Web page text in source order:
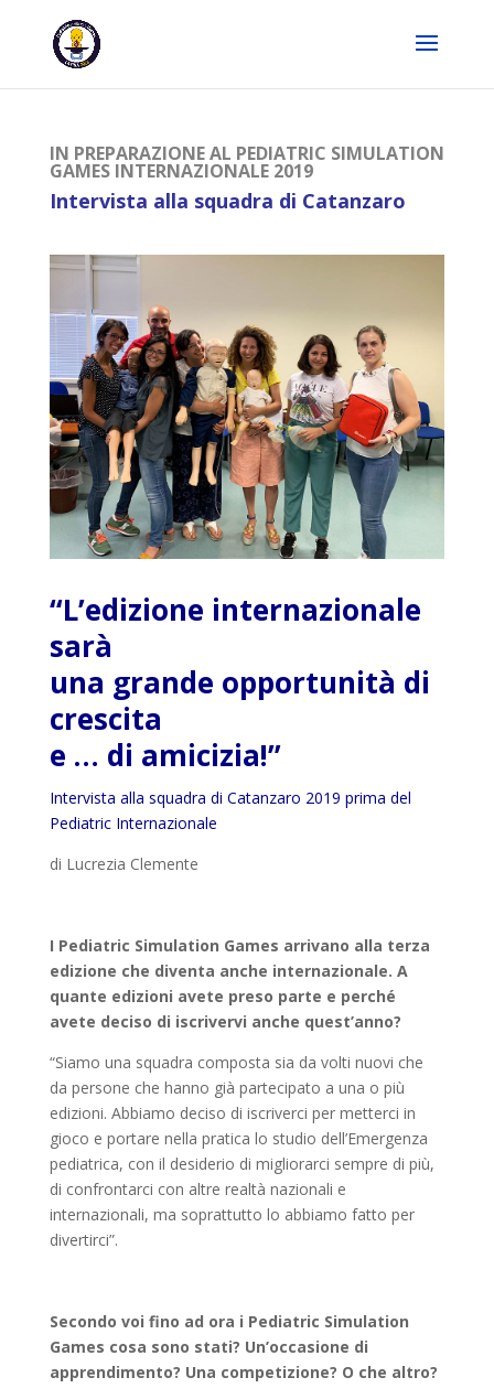
IN PREPARAZIONE AL PEDIATRIC SIMULATION
GAMES INTERNAZIONALE 2019
Intervista alla squadra di Catanzaro
“L’edizione internazionale
sarà
una grande opportunità di
crescita
e … di amicizia!”
Intervista alla squadra di Catanzaro 2019 prima del
Pediatric Internazionale
di Lucrezia Clemente
I Pediatric Simulation Games arrivano alla terza
edizione che diventa anche internazionale. A
quante edizioni avete preso parte e perché
avete deciso di iscrivervi anche quest’anno?
“Siamo una squadra composta sia da volti nuovi che
da persone che hanno già partecipato a una o più
edizioni. Abbiamo deciso di iscriverci per metterci in
gioco e portare nella pratica lo studio dell’Emergenza
pediatrica, con il desiderio di migliorarci sempre di più,
di confrontarci con altre realtà nazionali e
internazionali, ma soprattutto lo abbiamo fatto per
divertirci”.
Secondo voi fino ad ora i Pediatric Simulation
Games cosa sono stati? Un’occasione di
apprendimento? Una competizione? O che altro?